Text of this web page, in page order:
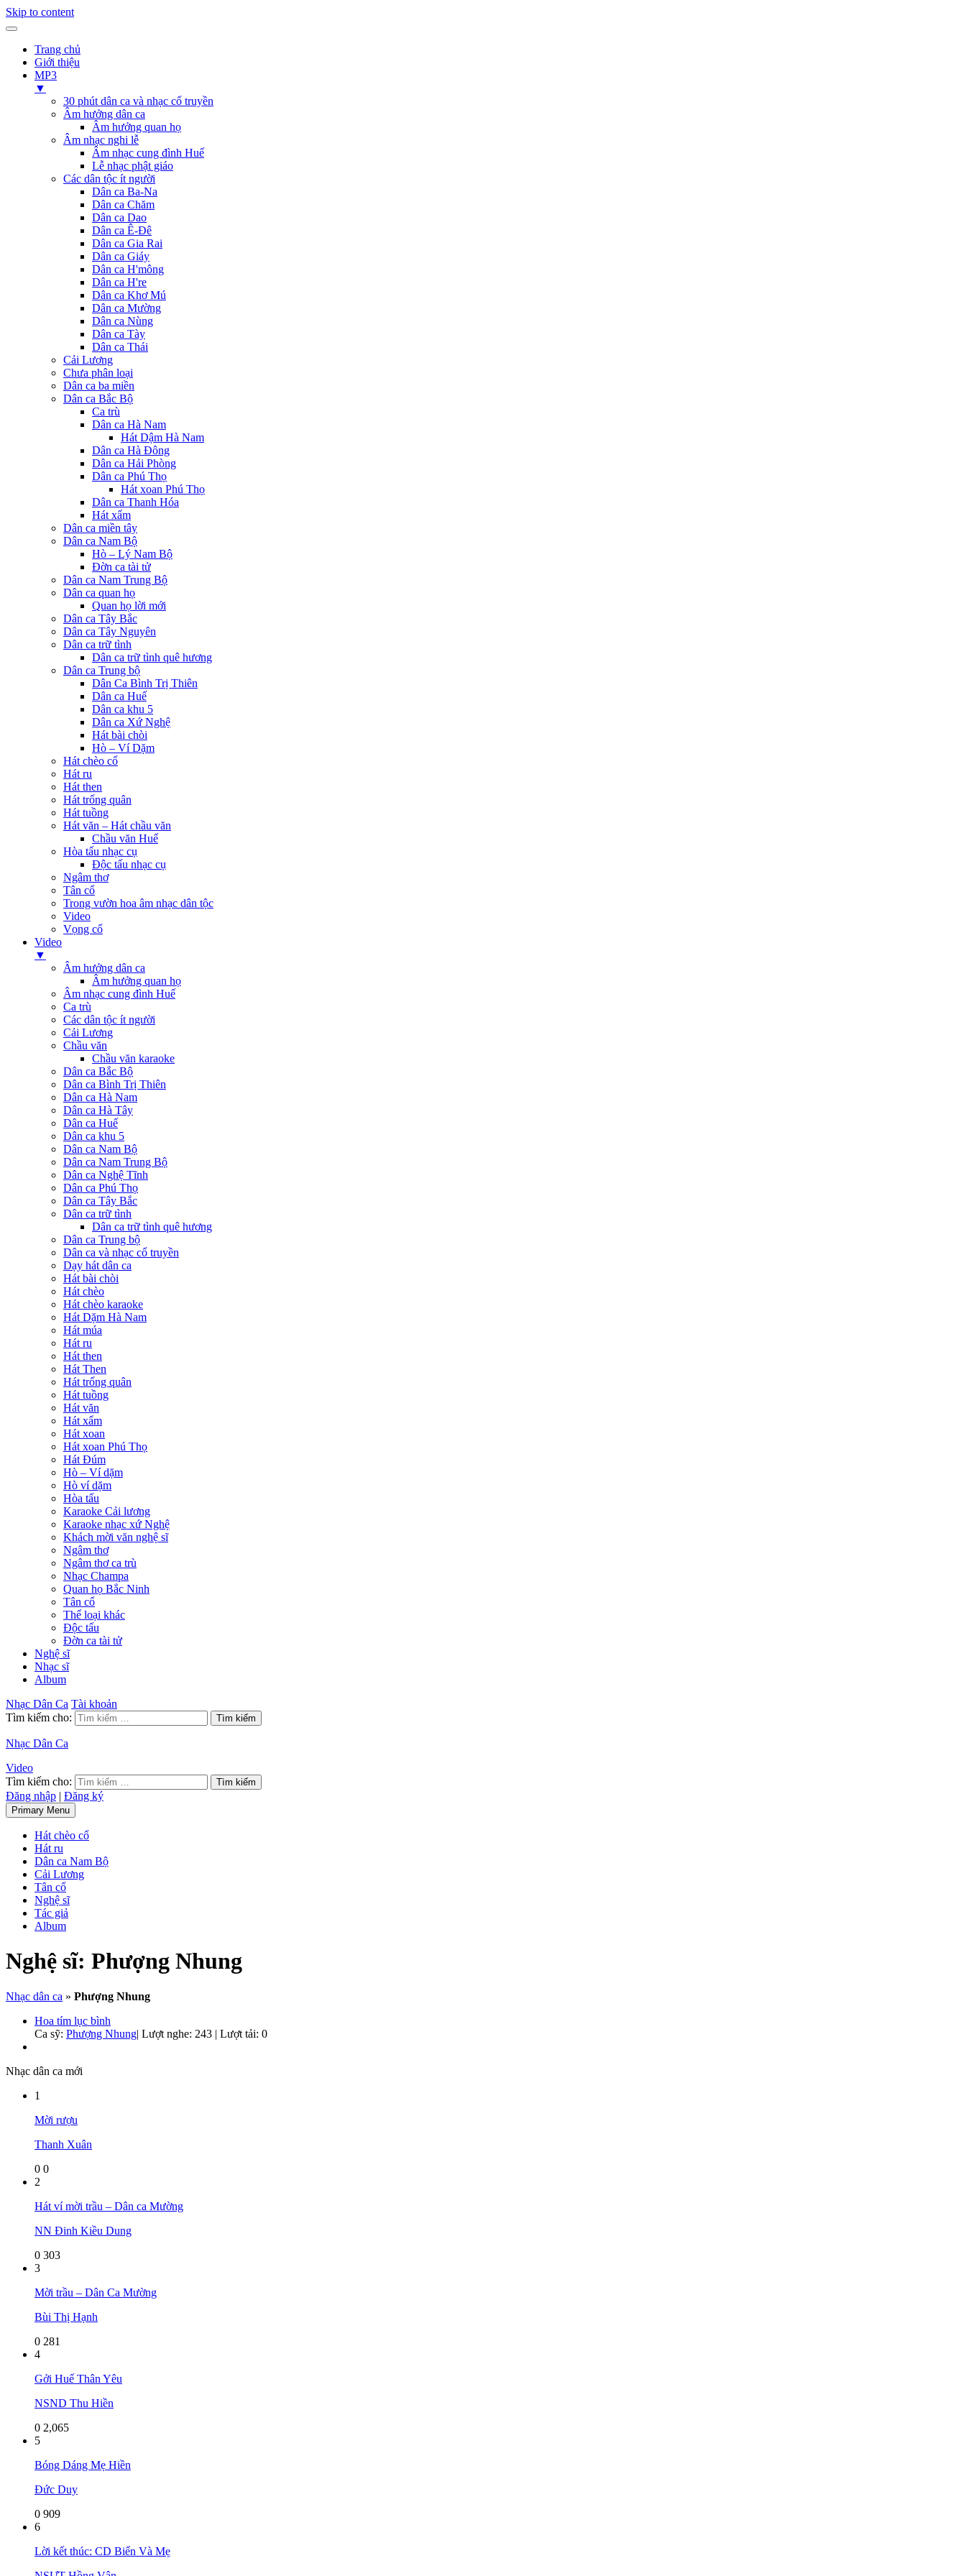
Skip to content
Trang chủ
Giới thiệu
MP3
▼
30 phút dân ca và nhạc cổ truyền
Âm hưởng dân ca
Âm hưởng quan họ
Âm nhạc nghi lễ
Âm nhạc cung đình Huế
Lễ nhạc phật giáo
Các dân tộc ít người
Dân ca Ba-Na
Dân ca Chăm
Dân ca Dao
Dân ca Ê-Đê
Dân ca Gia Rai
Dân ca Giáy
Dân ca H'mông
Dân ca H're
Dân ca Khơ Mú
Dân ca Mường
Dân ca Nùng
Dân ca Tày
Dân ca Thái
Cải Lương
Chưa phân loại
Dân ca ba miền
Dân ca Bắc Bộ
Ca trù
Dân ca Hà Nam
Hát Dậm Hà Nam
Dân ca Hà Đông
Dân ca Hải Phòng
Dân ca Phú Thọ
Hát xoan Phú Thọ
Dân ca Thanh Hóa
Hát xẩm
Dân ca miền tây
Dân ca Nam Bộ
Hò – Lý Nam Bộ
Đờn ca tài tử
Dân ca Nam Trung Bộ
Dân ca quan họ
Quan họ lời mới
Dân ca Tây Bắc
Dân ca Tây Nguyên
Dân ca trữ tình
Dân ca trữ tình quê hương
Dân ca Trung bộ
Dân Ca Bình Trị Thiên
Dân ca Huế
Dân ca khu 5
Dân ca Xứ Nghệ
Hát bài chòi
Hò – Ví Dặm
Hát chèo cổ
Hát ru
Hát then
Hát trống quân
Hát tuồng
Hát văn – Hát chầu văn
Chầu văn Huế
Hòa tấu nhạc cụ
Độc tấu nhạc cụ
Ngâm thơ
Tân cổ
Trong vườn hoa âm nhạc dân tộc
Video
Vọng cổ
Video
▼
Âm hưởng dân ca
Âm hưởng quan họ
Âm nhạc cung đình Huế
Ca trù
Các dân tộc ít người
Cải Lương
Chầu văn
Chầu văn karaoke
Dân ca Bắc Bộ
Dân ca Bình Trị Thiên
Dân ca Hà Nam
Dân ca Hà Tây
Dân ca Huế
Dân ca khu 5
Dân ca Nam Bộ
Dân ca Nam Trung Bộ
Dân ca Nghệ Tĩnh
Dân ca Phú Thọ
Dân ca Tây Bắc
Dân ca trữ tình
Dân ca trữ tình quê hương
Dân ca Trung bộ
Dân ca và nhạc cổ truyền
Dạy hát dân ca
Hát bài chòi
Hát chèo
Hát chèo karaoke
Hát Dặm Hà Nam
Hát múa
Hát ru
Hát then
Hát Then
Hát trống quân
Hát tuồng
Hát văn
Hát xẩm
Hát xoan
Hát xoan Phú Thọ
Hát Đúm
Hò – Ví dặm
Hò ví dặm
Hòa tấu
Karaoke Cải lương
Karaoke nhạc xứ Nghệ
Khách mời văn nghệ sĩ
Ngâm thơ
Ngâm thơ ca trù
Nhạc Champa
Quan họ Bắc Ninh
Tân cổ
Thể loại khác
Độc tấu
Đờn ca tài tử
Nghệ sĩ
Nhạc sĩ
Album
Nhạc Dân Ca Tài khoản
Tìm kiếm cho:
Nhạc Dân Ca
Video
Tìm kiếm cho:
Đăng nhập | Đăng ký
Primary Menu
Hát chèo cổ
Hát ru
Dân ca Nam Bộ
Cải Lương
Tân cổ
Nghệ sĩ
Tác giả
Album
Nghệ sĩ: Phượng Nhung
Nhạc dân ca » Phượng Nhung
Hoa tím lục bình
Ca sỹ: Phượng Nhung| Lượt nghe: 243 | Lượt tải: 0
Nhạc dân ca mới
1
Mời rượu
Thanh Xuân
0 0
2
Hát ví mời trầu – Dân ca Mường
NN Đinh Kiều Dung
0 303
3
Mời trầu – Dân Ca Mường
Bùi Thị Hạnh
0 281
4
Gởi Huế Thân Yêu
NSND Thu Hiền
0 2,065
5
Bóng Dáng Mẹ Hiền
Đức Duy
0 909
6
Lời kết thúc: CD Biển Và Mẹ